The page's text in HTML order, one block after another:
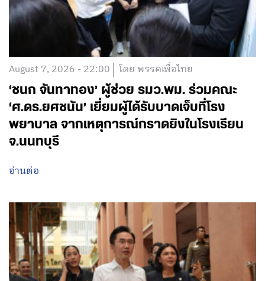
August 7, 2026 - 22:00 โดย พรรคเพื่อไทย
‘ชนก จันทาทอง’ ผู้ช่วย รมว.พม. ร่วมคณะ
‘ศ.ดร.ยศชนัน’ เยี่ยมผู้ได้รับบาดเจ็บที่โรง
พยาบาล จากเหตุการณ์กราดยิงในโรงเรียน
จ.นนทบุรี
อ่านต่อ